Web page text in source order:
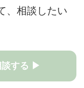
、相談したい
談する ▶